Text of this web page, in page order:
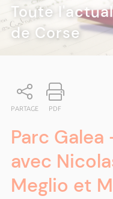
Toute
de Corse
PARTAGE PDF
Parc
avec
Meglio et